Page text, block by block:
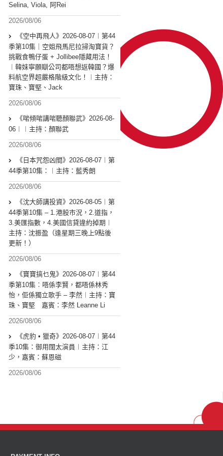
Selina, Viola, 阿Rei
2026/08/06
《空中再飛人》2026-08-07︱第44
季第10集｜空姐飛馬尼拉掃淘寶貨？
挑戰食鴨仔蛋 + Jollibee隱藏用法！
︱韓妹寧願瞓公司都唔想返韓國？爆
料航空界超嚴格階級文化！︱主持：
寶珠、寶堅、Jack
2026/08/06
《啱傾啱講啱聽顏聯武》2026-08-
06︱︱主持：顏聯武
2026/08/06
《日本咒怨凶間》2026-08-07︱第
44季第10集：︱主持：藍秀朗
2026/08/06
《沈大師講投資》2026-08-05︱第
44季第10集 – 1.港股市況，2.道指，
3.美匯指數，4.美國信貸違約掉期︱
主持：沈振盈（逢星期三晚上9點後
更新！）
2026/08/06
《寶寶搞乜鬼》2026-08-07︱第44
季第10集︰唔係李賢，都唔係林秀
怡，佢係獨立歌手 – 李然︱主持：寶
珠、寶堅 嘉賓：李然 Leanne Li
2026/08/06
《虎豹 • 獵奇》2026-08-07︱第44
季10集：御用闊太演員︱主持：江
少，嘉賓：蘇恩磁
2026/08/06